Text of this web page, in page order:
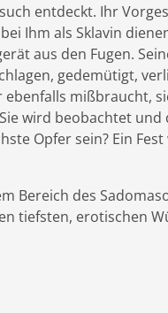
entdeckt. Ihr
Ihm als Sklavin
aus den Fugen.
gedemütigt,
ebenfalls mißbraucht,
wird beobachtet und
Opfer sein? Ein Fest
Bereich des
tiefsten, erotischen